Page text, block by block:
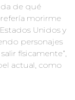
de qué
morirme
Unidos y
personajes
físicamente”,
actual, como